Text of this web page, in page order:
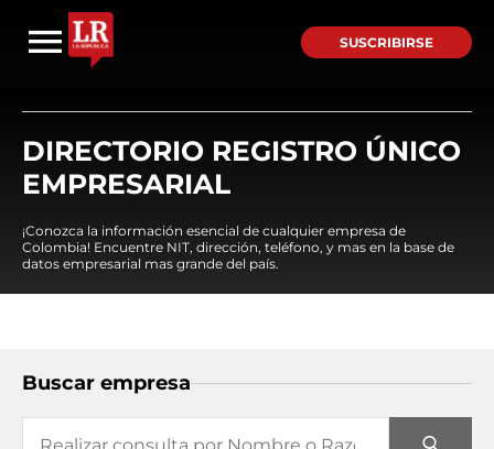
SUSCRIBIRSE
DIRECTORIO REGISTRO ÚNICO
EMPRESARIAL
¡Conozca la información esencial de cualquier empresa de
Colombia! Encuentre NIT, dirección, teléfono, y mas en la base de
datos empresarial mas grande del país.
Buscar empresa